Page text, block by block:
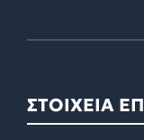
ΣΤΟΙΧΕΙΑ